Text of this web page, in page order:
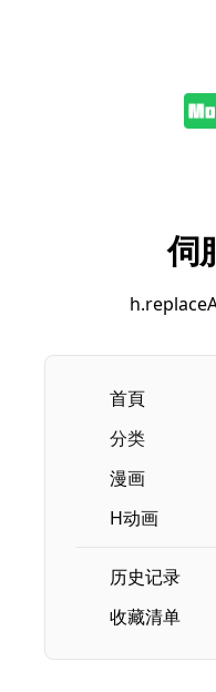
伺
首頁
Current page:
分类
漫画
H动画
历史记录
收藏清单